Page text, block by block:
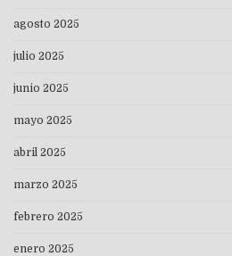
agosto 2025
julio 2025
junio 2025
mayo 2025
abril 2025
marzo 2025
febrero 2025
enero 2025